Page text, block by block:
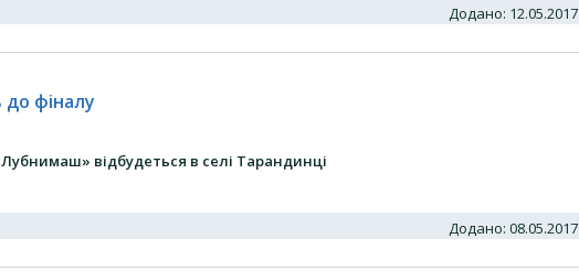
Додано: 12.05.2017
фіналу
відбудеться в селі Тарандинці
Додано: 08.05.2017